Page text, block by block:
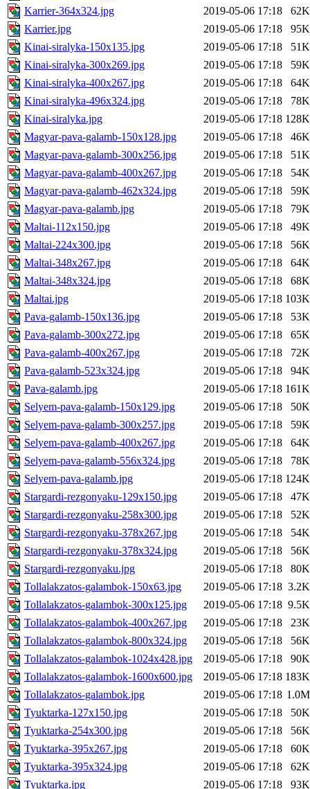
Karrier-364x324.jpg
2019-05-06 17:18
62K
Karrier.jpg
2019-05-06 17:18
95K
Kinai-siralyka-150x135.jpg
2019-05-06 17:18
51K
Kinai-siralyka-300x269.jpg
2019-05-06 17:18
59K
Kinai-siralyka-400x267.jpg
2019-05-06 17:18
64K
Kinai-siralyka-496x324.jpg
2019-05-06 17:18
78K
Kinai-siralyka.jpg
2019-05-06 17:18 128K
Magyar-pava-galamb-150x128.jpg
2019-05-06 17:18
46K
Magyar-pava-galamb-300x256.jpg
2019-05-06 17:18
51K
Magyar-pava-galamb-400x267.jpg
2019-05-06 17:18
54K
Magyar-pava-galamb-462x324.jpg
2019-05-06 17:18
59K
Magyar-pava-galamb.jpg
2019-05-06 17:18
79K
Maltai-112x150.jpg
2019-05-06 17:18
49K
Maltai-224x300.jpg
2019-05-06 17:18
56K
Maltai-348x267.jpg
2019-05-06 17:18
64K
Maltai-348x324.jpg
2019-05-06 17:18
68K
Maltai.jpg
2019-05-06 17:18 103K
Pava-galamb-150x136.jpg
2019-05-06 17:18
53K
Pava-galamb-300x272.jpg
2019-05-06 17:18
65K
Pava-galamb-400x267.jpg
2019-05-06 17:18
72K
Pava-galamb-523x324.jpg
2019-05-06 17:18
94K
Pava-galamb.jpg
2019-05-06 17:18 161K
Selyem-pava-galamb-150x129.jpg
2019-05-06 17:18
50K
Selyem-pava-galamb-300x257.jpg
2019-05-06 17:18
59K
Selyem-pava-galamb-400x267.jpg
2019-05-06 17:18
64K
Selyem-pava-galamb-556x324.jpg
2019-05-06 17:18
78K
Selyem-pava-galamb.jpg
2019-05-06 17:18 124K
Stargardi-rezgonyaku-129x150.jpg
2019-05-06 17:18
47K
Stargardi-rezgonyaku-258x300.jpg
2019-05-06 17:18
52K
Stargardi-rezgonyaku-378x267.jpg
2019-05-06 17:18
54K
Stargardi-rezgonyaku-378x324.jpg
2019-05-06 17:18
56K
Stargardi-rezgonyaku.jpg
2019-05-06 17:18
80K
Tollalakzatos-galambok-150x63.jpg
2019-05-06 17:18 3.2K
Tollalakzatos-galambok-300x125.jpg
2019-05-06 17:18 9.5K
Tollalakzatos-galambok-400x267.jpg
2019-05-06 17:18
23K
Tollalakzatos-galambok-800x324.jpg
2019-05-06 17:18
56K
Tollalakzatos-galambok-1024x428.jpg
2019-05-06 17:18
90K
Tollalakzatos-galambok-1600x600.jpg
2019-05-06 17:18 183K
Tollalakzatos-galambok.jpg
2019-05-06 17:18 1.0M
Tyuktarka-127x150.jpg
2019-05-06 17:18
50K
Tyuktarka-254x300.jpg
2019-05-06 17:18
56K
Tyuktarka-395x267.jpg
2019-05-06 17:18
60K
Tyuktarka-395x324.jpg
2019-05-06 17:18
62K
Tyuktarka.jpg
2019-05-06 17:18 93K